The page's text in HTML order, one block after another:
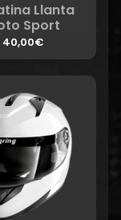
Llanta
Sport
40,00€